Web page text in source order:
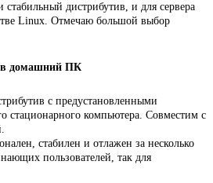
дистрибутив, и для сервера
Linux. Отмечаю большой выбор
домашний ПК
с предустановленными
стационарного компьютера. Совместим с
стабилен и отлажен за несколько
пользователей, так для